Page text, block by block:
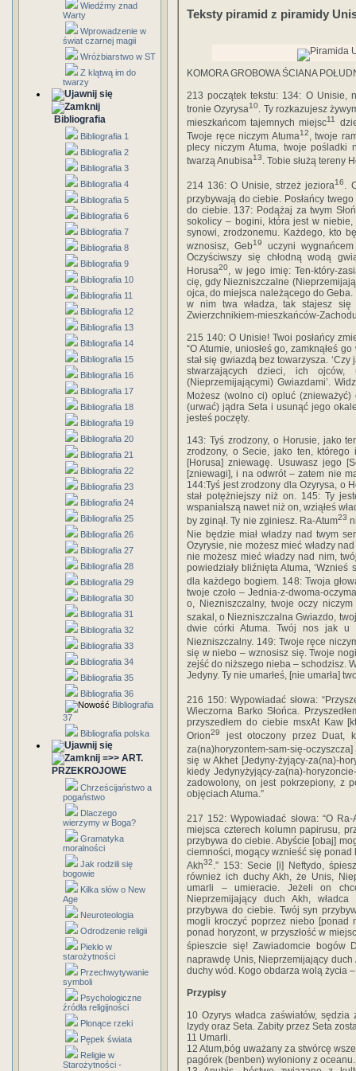
Wiedźmy znad
Warty
Wprowadzenie w
świat czarnej magii
Wróżbiarstwo w ST
Z klątwą im do
twarzy
Bibliografia
Bibliografia 1
Bibliografia 2
Bibliografia 3
Bibliografia 4
Bibliografia 5
Bibliografia 6
Bibliografia 7
Bibliografia 8
Bibliografia 9
Bibliografia 10
Bibliografia 11
Bibliografia 12
Bibliografia 13
Bibliografia 14
Bibliografia 15
Bibliografia 16
Bibliografia 17
Bibliografia 18
Bibliografia 19
Bibliografia 20
Bibliografia 21
Bibliografia 22
Bibliografia 23
Bibliografia 24
Bibliografia 25
Bibliografia 26
Bibliografia 27
Bibliografia 28
Bibliografia 29
Bibliografia 30
Bibliografia 31
Bibliografia 32
Bibliografia 33
Bibliografia 34
Bibliografia 35
Bibliografia 36
Bibliografia
37
Bibliografia polska
=>> ART.
PRZEKROJOWE
Chrześcijaństwo a
pogaństwo
Dlaczego
wierzymy w Boga?
Gramatyka
moralności
Jak rodzili się
bogowie
Kilka słów o New
Age
Neuroteologia
Odrodzenie religii
Piekło w
starożytności
Przechwytywanie
symboli
Psychologiczne
źródła religijności
Płonące rzeki
Pępek świata
Religie w
Starożytności -
Teksty piramid z piramidy
KOMORA GROBOWA ŚCIANA
213 początek tekstu: 134: O Unisie,
tronie Ozyrysa10. Ty rozkazujesz
mieszkańcom tajemnych miejsc11
Twoje ręce niczym Atuma12, twoje
plecy niczym Atuma, twoje pośladki
twarzą Anubisa13. Tobie służą tereny
214 136: O Unisie, strzeż jeziora16.
przybywają do ciebie. Posłańcy
do ciebie. 137: Podążaj za twym
sokolicy – bogini, która jest w
synowi, zrodzonemu. Każdego, kto
wznosisz, Geb19
uczyni
Oczyściwszy się chłodną wodą
Horusa20, w jego imię: Ten-który-
cię, gdy Niezniszczalne
ojca, do miejsca należącego do
w nim twa władza, tak stajesz się
Zwierzchnikiem-mieszkańców-
215 140: O Unisie! Twoi posłańcy
“O Atumie, uniosłeś go, zamknąłeś
stał się gwiazdą bez towarzysza. ‘Czy
stwarzających dzieci, ich ojców,
(Nieprzemijającymi) Gwiazdami’.
Możesz (wolno ci) opluć
(urwać) jądra Seta i usunąć jego
jesteś poczęty.
143: Tyś zrodzony, o Horusie, jako
zrodzony, o Secie, jako ten, którego
[Horusa] zniewagę. Usuwasz jego
[zniewagi], i na odwrót – zatem nie
144:Tyś jest zrodzony dla Ozyrysa, o
stał potężniejszy niż on. 145: Ty
wspanialszą nawet niż on, wziąłeś
by zginął. Ty nie zginiesz. Ra-Atum23
Nie będzie miał władzy nad twym
Ozyrysie, nie możesz mieć władzy
nie możesz mieć władzy nad nim,
powiedziały bliźnięta Atuma, ‘Wznieś
dla każdego bogiem. 148: Twoja
twoje czoło – Jednia-z-dwoma-
o, Niezniszczalny, twoje oczy
szakal, o Niezniszczalna Gwiazdo,
dwie córki Atuma. Twój nos jak u
Niezniszczalny. 149: Twoje ręce
się w niebo – wznosisz się. Twoje
zejść do niższego nieba – schodzisz.
Jedyny. Ty nie umarłeś, [nie umarła]
216 150: Wypowiadać słowa:
Wieczorna Barko Słońca.
przyszedłem do ciebie msxAt Kaw
Orion29
jest otoczony przez Duat,
za(na)horyzontem-sam-się-oczyszcza]
się w Akhet [Jedyny-żyjący-za(na)-
kiedy Jedynyżyjący-za(na)-
zadowolony, on jest pokrzepiony, z
objęciach Atuma.”
217 152: Wypowiadać słowa: “O
miejsca czterech kolumn papirusu,
przybywa do ciebie. Abyście [obaj]
ciemności, mogący wznieść się ponad
Akh32.” 153: Secie [i] Neftydo,
również ich duchy Akh, że Unis,
umarli – umieracie. Jeżeli on
Nieprzemijający duch Akh,
przybywa do ciebie. Twój syn
mogli kroczyć poprzez niebo [ponad
ponad horyzont, w przyszłość w
śpieszcie się! Zawiadomcie bogów
naprawdę Unis, Nieprzemijający
duchy wód. Kogo obdarza wolą życia
Przypisy
10 Ozyrys władca zaświatów,
Izydy oraz Seta. Zabity przez Seta
11 Umarli.
12 Atum,bóg uważany za stwórcę
pagórek (benben) wyłoniony z oceanu.